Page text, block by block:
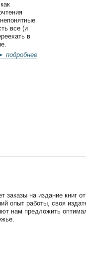
все (и
в
подробнее
заказы на издание книг
опыт работы, своя
нам предложить